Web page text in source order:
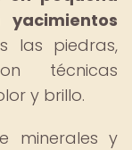
las piedras,
técnicas
y brillo.
minerales y